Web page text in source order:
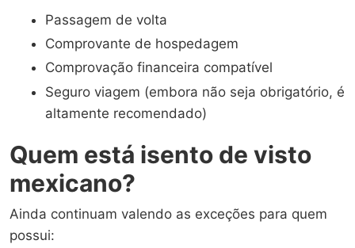
Passagem de volta
Comprovante de hospedagem
Comprovação financeira compatível
Seguro viagem (embora não seja obrigatório, é
altamente recomendado)
Quem está isento de visto
mexicano?
Ainda continuam valendo as exceções para quem
possui: